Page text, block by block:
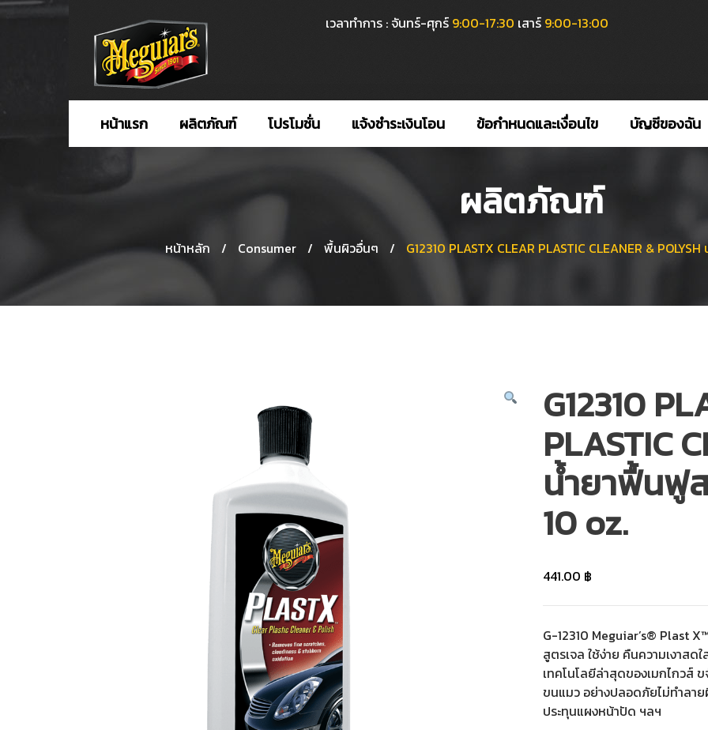
เวลาทำการ : จันทร์-ศุกร์ 9:00-17:30 เสาร์ 9:00-13:00
หน้าแรก ผลิตภัณฑ์ โปรโมชั่น แจ้งชำระเงินโอน ข้อกำหนดและเงื่อนไข บัญชีของฉัน
ผลิตภัณฑ์
หน้าหลัก / Consumer / พื้นผิวอื่นๆ / G12310 PLASTX CLEAR PLASTIC CLEANER &
G12310
PLASTIC
น้ำยาฟื้นฟู
10 oz.
441.00 ฿
G-12310 Meguiar’s® Plast
สูตรเจล ใช้ง่าย คืนความเงาส
เทคโนโลยีล่าสุดของเมกไกวส์
ขนแมว อย่างปลอดภัยไม่ทำลา
ประทุนแผงหน้าปัด ฯลฯ